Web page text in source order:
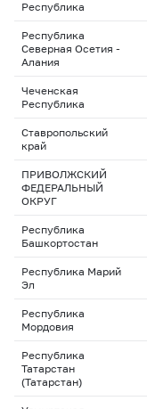
Республика
Республика
Северная Осетия -
Алания
Чеченская
Республика
Ставропольский
край
ПРИВОЛЖСКИЙ
ФЕДЕРАЛЬНЫЙ
ОКРУГ
Республика
Башкортостан
Республика Марий
Эл
Республика
Мордовия
Республика
Татарстан
(Татарстан)